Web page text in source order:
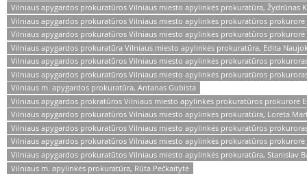
Vilniaus apygardos prokuratūros Vilniaus miesto apylinkės prokuratūra, Žydrūnas
Vilniaus apygardos prokuratūros Vilniaus miesto apylinkės prokuratūros prokurorė
Vilniaus apygardos prokuratūros Vilniaus miesto apylinkės prokuratūros prokurorė
Vilniaus apygardos prokuratūra Vilniaus miesto apylinkės prokuratūra, Edita
Vilniaus apygardos prokuratūros Vilniaus miesto apylinkės prokuratūros
Vilniaus apygardos prokuratūros Vilniaus miesto apylinkės prokuratūros prokuroras
Vilniaus m. apygardos prokuratūra, Antanas Gubista
Vilniaus apygardos prokratūros Vilniaus miesto apylinkės prokuratūros prokurorė
Vilniaus apygardos prokuratūros Vilniaus miesto apylinkės prokuratūra, Loreta
Vilniaus apygardos prokuratūros Vilniaus miesto apylinkės prokuratūros
Vilniaus apygardos prokuratūros Vilniaus miesto apylinkės prokuratūros prokurorė
Vilniaus apygardos prokuratūtos Vilniaus miesto apylinkės prokuratūra, Stanislav
Vilniaus m. apylinkės prokuratūra, Rūta Pečkaitytė